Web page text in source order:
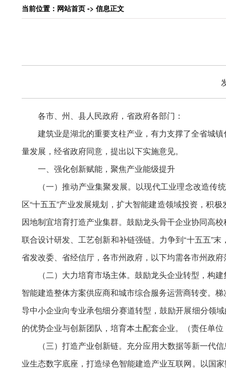
当前位置：网站首页 -> 信息正文
各市、州、县人民政府，省政府各部门：
建筑业是湖北的重要支柱产业，有力支撑了全省城
量发展，经省政府同意，提出以下实施意见。
一、强化创新赋能，聚焦产业能级提升
（一）推动产业集聚发展。以现代工业理念改造
区“十五五”产业发展规划，扩大智能建造领域投资，积
因地制宜培育打造产业集群。鼓励龙头骨干企业协同高
联合设计研发、工艺创新和补链强链。力争到“十五五”
省发改委、省经信厅，各市州政府，以下均需各市州政
（二）大力培育市场主体。鼓励龙头企业转型，构
智能建造整体方案供应商和城市综合服务运营商转变。
导中小企业向专业承包细分赛道转型，鼓励开展细分领
的优势企业与创新团队，培育本土配套企业。（责任单
（三）打造产业创新链。充分应用大数据等新一
业生态数字底座，打造绿色智能建造产业互联网。以国